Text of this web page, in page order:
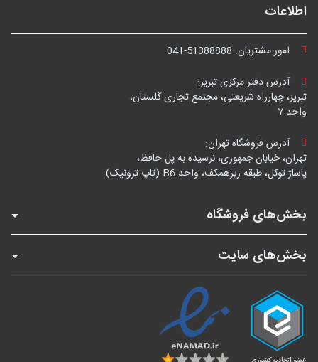
اطلاعات
امور مشتریان: 041-51388888
آدرس دفتر مرکزی تبریز:
تبریز، چهارراه شریعتی، مجتمع تجاری گلستان،
واحد ۷
آدرس فروشگاه تهران:
تهران، خیابان جمهوری، نرسیده به پل حافظ،
پاساژ توکل، طبقه زیرهمکف، واحد B6 (تاپ ترونیک)
بخش‌های فروشگاه
بخش‌های سایت